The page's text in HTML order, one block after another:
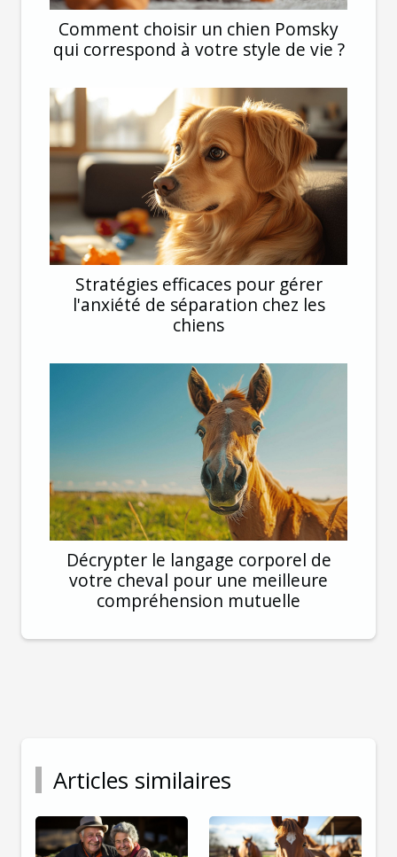
Comment choisir un chien Pomsky
qui correspond à votre style de vie ?
Stratégies efficaces pour gérer
l'anxiété de séparation chez les
chiens
Décrypter le langage corporel de
votre cheval pour une meilleure
compréhension mutuelle
Articles similaires